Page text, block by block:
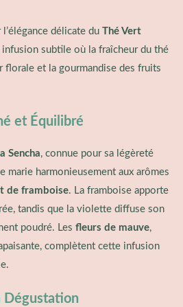
délicate du Thé Vert
infusion subtile où la fraîcheur du thé
florale et la gourmandise des fruits
et Équilibré
Sencha, connue pour sa légèreté
marie harmonieusement aux arômes
de framboise. La framboise apporte
tandis que la violette diffuse son
poudré. Les fleurs de mauve,
complètent cette infusion
Dégustation